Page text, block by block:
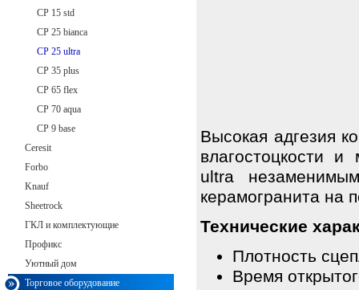
Высокая адгезия
влагостоцкости
ultra незаменимым
керамогранита на
Технические
Плотность
Время
CP 15 std
CP 25 bianca
CP 25 ultra
CP 35 plus
CP 65 flex
CP 70 aqua
CP 9 base
Ceresit
Forbo
Knauf
Sheetrock
ГКЛ и комплектующие
Профикс
Уютный дом
Торговое оборудование